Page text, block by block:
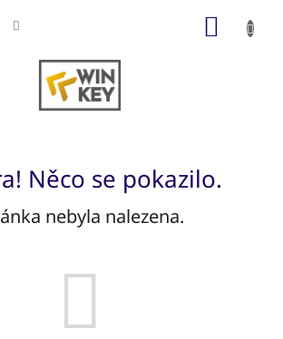
Něco se pokazilo.
nebyla nalezena.